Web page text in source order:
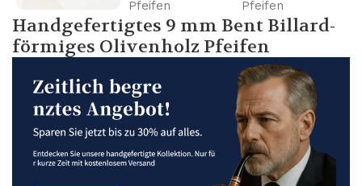
Handgefertigtes 9 mm Bent Billard-
förmiges Olivenholz Pfeifen